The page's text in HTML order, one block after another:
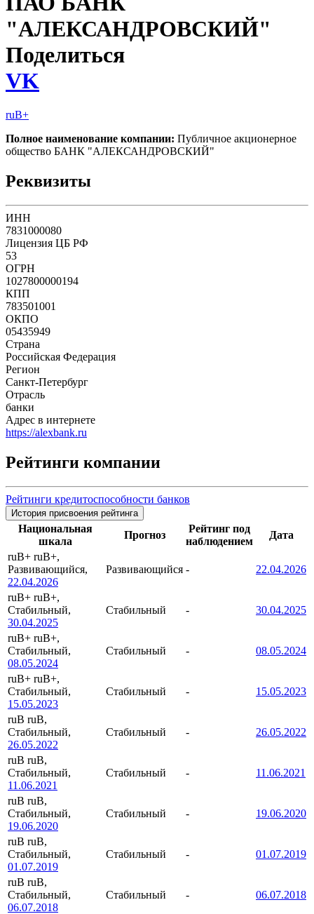
"АЛЕКСАНДРОВСКИЙ"
Поделиться
VK
ruB+
Полное наименование компании: Публичное акционерное
общество БАНК "АЛЕКСАНДРОВСКИЙ"
Реквизиты
ИНН
7831000080
Лицензия ЦБ РФ
53
ОГРН
1027800000194
КПП
783501001
ОКПО
05435949
Страна
Российская Федерация
Регион
Санкт-Петербург
Отрасль
банки
Адрес в интернете
https://alexbank.ru
Рейтинги компании
Рейтинги кредитоспособности банков
История присвоения рейтинга
Национальная
шкала
Прогноз
Рейтинг под
наблюдением
Дата
ruB+ ruB+,
Развивающийся,
22.04.2026
Развивающийся - 22.04.2026
ruB+ ruB+,
Стабильный,
30.04.2025
Стабильный - 30.04.2025
ruB+ ruB+,
Стабильный,
08.05.2024
Стабильный - 08.05.2024
ruB+ ruB+,
Стабильный,
15.05.2023
Стабильный - 15.05.2023
ruB ruB,
Стабильный,
26.05.2022
Стабильный - 26.05.2022
ruB ruB,
Стабильный,
11.06.2021
Стабильный - 11.06.2021
ruB ruB,
Стабильный,
19.06.2020
Стабильный - 19.06.2020
ruB ruB,
Стабильный,
01.07.2019
Стабильный - 01.07.2019
ruB ruB,
Стабильный,
06.07.2018
Стабильный - 06.07.2018